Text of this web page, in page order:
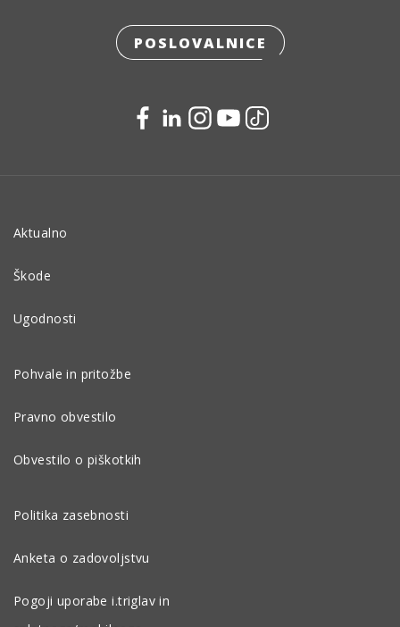
POSLOVALNICE
Aktualno
Škode
Ugodnosti
Pohvale in pritožbe
Pravno obvestilo
Obvestilo o piškotkih
Politika zasebnosti
Anketa o zadovoljstvu
Pogoji uporabe i.triglav in